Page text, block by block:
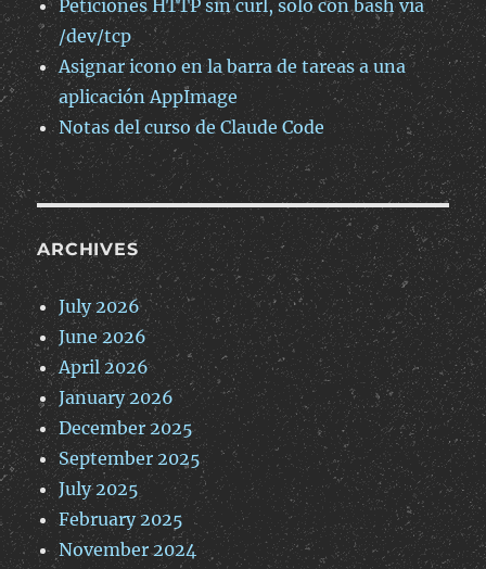
Peticiones HTTP sin curl, solo con bash via
/dev/tcp
Asignar icono en la barra de tareas a una
aplicación AppImage
Notas del curso de Claude Code
ARCHIVES
July 2026
June 2026
April 2026
January 2026
December 2025
September 2025
July 2025
February 2025
November 2024